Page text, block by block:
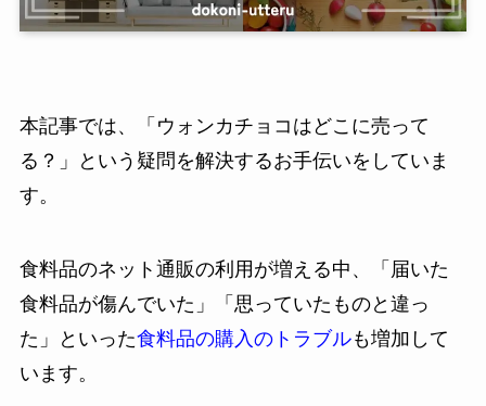
本記事では、「ウォンカチョコはどこに売って
る？」という疑問を解決するお手伝いをしていま
す。
食料品のネット通販の利用が増える中、「届いた
食料品が傷んでいた」「思っていたものと違っ
た」といった食料品の購入のトラブルも増加して
います。